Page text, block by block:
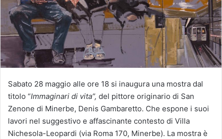
Sabato 28 maggio alle ore 18 si inaugura una mostra dal
titolo “Immaginari di vita”, del pittore originario di San
Zenone di Minerbe, Denis Gambaretto. Che espone i suoi
lavori nel suggestivo e affascinante contesto di Villa
Nichesola-Leopardi (via Roma 170, Minerbe). La mostra è